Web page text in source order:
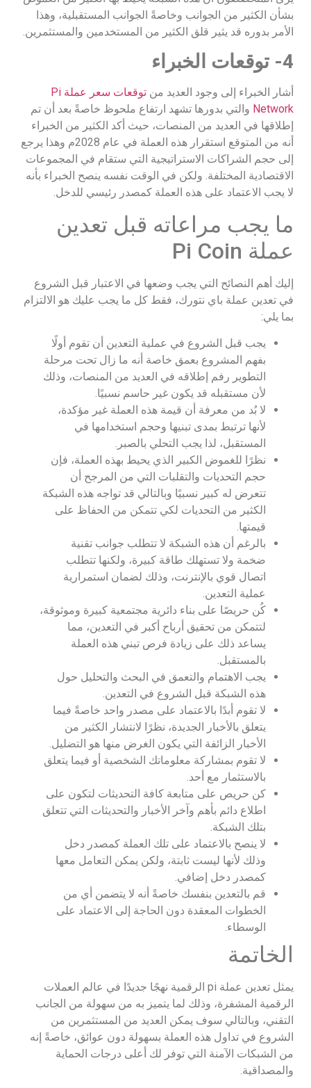
بشأن الكثير من الجوانب وخاصةً الجوانب المستقبلية، وهذا
الأمر بدوره قد يثير قلق الكثير من المستخدمين والمستثمرين.
4- توقعات الخبراء
أشار الخبراء إلى وجود العديد من
توقعات سعر عملة Pi
Network والتي بدورها تشهد ارتفاع ملحوظ خاصةً بعد أن تم
إطلاقها في العديد من المنصات، حيث أكد الكثير من الخبراء
أنه من المتوقع استقرار هذه العملة في عام 2028م وهذا يرجع
إلى حجم الشراكات الاستراتيجية التي ستقام في المجموعات
الاقتصادية المختلفة. ولكن في الوقت نفسه ينصح الخبراء بأنه
لا يجب الاعتماد على هذه العملة كمصدر رئيسي للدخل.
ما يجب مراعاته قبل تعدين
عملة Pi Coin
إليك أهم النصائح التي يجب وضعها في الاعتبار قبل الشروع
في تعدين عملة باي نتورك، فقط كل ما يجب عليك هو الالتزام
بما يلي:
يجب قبل الشروع في عملية التعدين أن تقوم أولًا
بفهم المشروع بعمق خاصة أنه ما زال تحت مرحلة
التطوير رفم إطلاقه في العديد من المنصات، وذلك
لأن مستقبله قد يكون غير حاسم نسبيًا.
لا بُد من معرفة أن قيمة هذه العملة غير مؤكدة،
لأنها ترتبط بمدى تبنيها وحجم استخدامها في
المستقبل، لذا يجب التحلي بالصبر.
نظرًا للغموض الكبير الذي يحيط بهذه العملة، فإن
حجم التحديات والتقلبات التي من المرجح أن
تتعرض له كبير نسبيًا وبالتالي قد تواجه هذه الشبكة
الكثير من التحديات لكي تتمكن من الحفاظ على
قيمتها.
بالرغم أن هذه الشبكة لا تتطلب جوانب تقنية
ضخمة ولا تستهلك طاقة كبيرة، ولكنها تتطلب
اتصال قوي بالإنترنت، وذلك لضمان استمرارية
عملية التعدين.
كُن حريصًا على بناء دائرية مجتمعية كبيرة وموثوقة،
لتتمكن من تحقيق أرباح أكبر في التعدين، مما
يساعد ذلك على زيادة فرص تبني هذه العملة
بالمستقبل.
يجب الاهتمام والتعمق في البحث والتحليل حول
هذه الشبكة قبل الشروع في التعدين.
لا تقوم أبدًا بالاعتماد على مصدر واحد خاصةً فيما
يتعلق بالأخبار الجديدة، نظرًا لانتشار الكثير من
الأخبار الزائفة التي يكون الغرض منها هو التضليل.
لا تقوم بمشاركة معلوماتك الشخصية أو فيما يتعلق
بالاستثمار مع أحد.
كن حريص على متابعة كافة التحديثات لتكون على
اطلاع دائم بأهم وآخر الأخبار والتحديثات التي تتعلق
بتلك الشبكة.
لا ينصح بالاعتماد على تلك العملة كمصدر دخل
وذلك لأنها ليست ثابتة، ولكن يمكن التعامل معها
كمصدر دخل إضافي.
قم بالتعدين بنفسك خاصةً أنه لا يتضمن أي من
الخطوات المعقدة دون الحاجة إلى الاعتماد على
الوسطاء.
الخاتمة
يمثل تعدين عملة pi الرقمية نهجًا جديدًا في عالم العملات
الرقمية المشفرة، وذلك لما يتميز به من سهولة من الجانب
التقني، وبالتالي سوف يمكن العديد من المستثمرين من
الشروع في تداول هذه العملة بسهولة دون عوائق، خاصةً إنه
من الشبكات الآمنة التي توفر لك أعلى درجات الحماية
والمصداقية.